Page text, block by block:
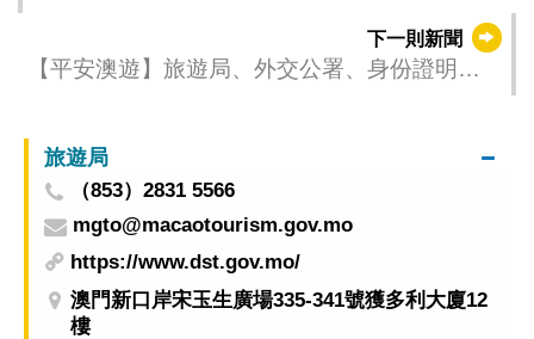
下一則新聞
【平安澳遊】旅遊局、外交公署、身份證明局
旅遊局
（853）2831 5566
mgto@macaotourism.gov.mo
https://www.dst.gov.mo/
澳門新口岸宋玉生廣場335-341號獲多利大廈12
樓